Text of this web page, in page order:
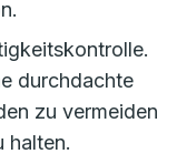
durchdachte
zu vermeiden
halten.